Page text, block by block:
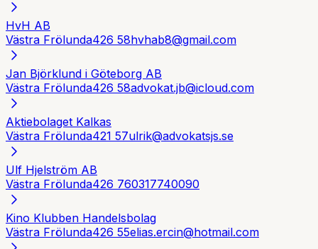
HvH AB
Västra Frölunda426 58hvhab8@gmail.com
Jan Björklund i Göteborg AB
Västra Frölunda426 58advokat.jb@icloud.com
Aktiebolaget Kalkas
Västra Frölunda421 57ulrik@advokatsjs.se
Ulf Hjelström AB
Västra Frölunda426 760317740090
Kino Klubben Handelsbolag
Västra Frölunda426 55elias.ercin@hotmail.com